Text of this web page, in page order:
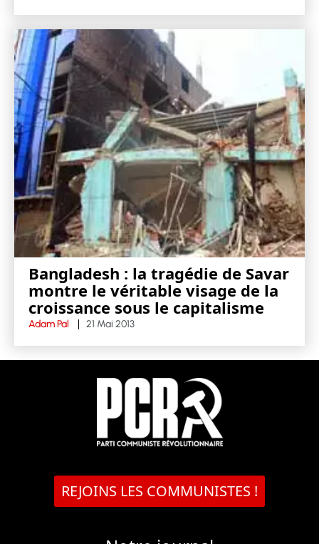
Bangladesh : la tragédie de Savar
montre le véritable visage de la
croissance sous le capitalisme
Adam Pal 21 Mai 2013
REJOINS LES COMMUNISTES !